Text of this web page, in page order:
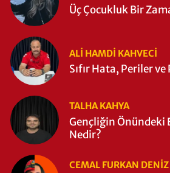
Üç Çocukluk Bir
ALI HAMDI KAHVECİ
Sıfır Hata, Periler
TALHA KAHYA
Gençliğin Önündeki
Nedir?
CEMAL FURKAN DENİZ